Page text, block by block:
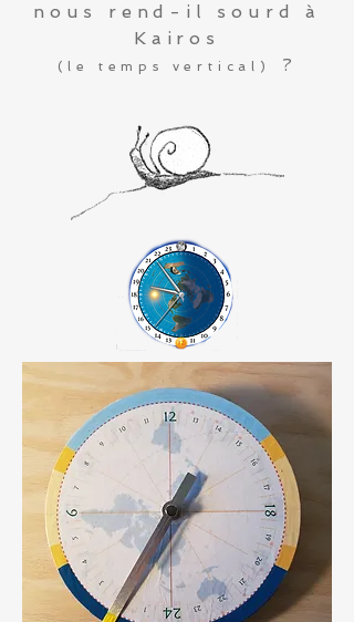
nous rend-il sourd à
Kairos
(le temps vertical) ?